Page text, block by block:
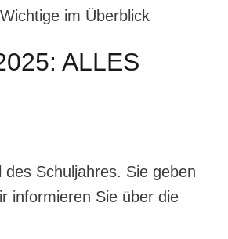
im Überblick
ALLES
Schuljahres. Sie geben
informieren Sie über die